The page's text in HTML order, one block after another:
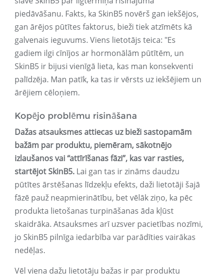
piedāvāšanu. Fakts, ka SkinB5 novērš gan iekšējos,
gan ārējos pūtītes faktorus, bieži tiek atzīmēts kā
galvenais ieguvums. Viens lietotājs teica: "Es
gadiem ilgi cīnījos ar hormonālām pūtītēm, un
SkinB5 ir bijusi vienīgā lieta, kas man konsekventi
palīdzēja. Man patīk, ka tas ir vērsts uz iekšējiem un
ārējiem cēloņiem.
Kopējo problēmu risināšana
Dažas atsauksmes attiecas uz bieži sastopamām
bažām par produktu, piemēram, sākotnējo
izlaušanos vai “attīrīšanas fāzi”, kas var rasties,
startējot SkinB5. Lai gan tas ir zināms daudzu
pūtītes ārstēšanas līdzekļu efekts, daži lietotāji šajā
fāzē pauž neapmierinātību, bet vēlāk ziņo, ka pēc
produkta lietošanas turpināšanas āda kļūst
skaidrāka. Atsauksmes arī uzsver pacietības nozīmi,
jo SkinB5 pilnīga iedarbība var parādīties vairākas
nedēļas.
Vēl viena dažu lietotāju bažas ir par produktu